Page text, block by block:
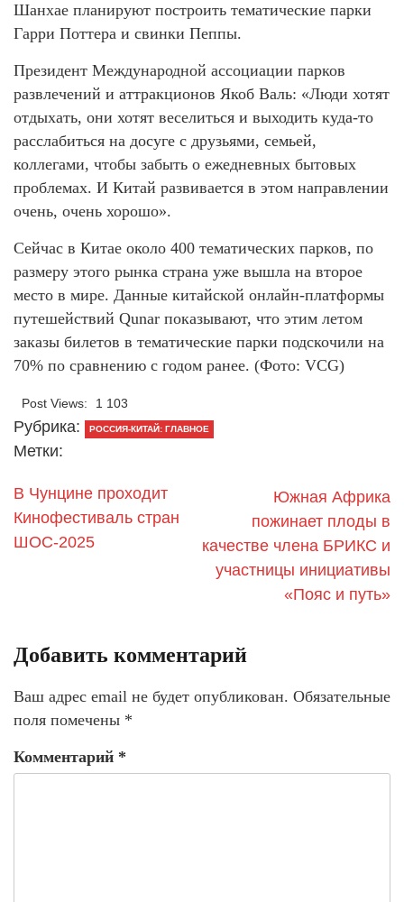
Шанхае планируют построить тематические парки
Гарри Поттера и свинки Пеппы.
Президент Международной ассоциации парков
развлечений и аттракционов Якоб Валь: «Люди хотят
отдыхать, они хотят веселиться и выходить куда-то
расслабиться на досуге с друзьями, семьей,
коллегами, чтобы забыть о ежедневных бытовых
проблемах. И Китай развивается в этом направлении
очень, очень хорошо».
Сейчас в Китае около 400 тематических парков, по
размеру этого рынка страна уже вышла на второе
место в мире. Данные китайской онлайн-платформы
путешействий Qunar показывают, что этим летом
заказы билетов в тематические парки подскочили на
70% по сравнению с годом ранее. (Фото: VCG)
Post Views: 1 103
Рубрика: РОССИЯ-КИТАЙ: ГЛАВНОЕ
Метки:
В Чунцине проходит
Кинофестиваль стран
ШОС-2025
Южная Африка
пожинает плоды в
качестве члена БРИКС и
участницы инициативы
«Пояс и путь»
Добавить комментарий
Ваш адрес email не будет опубликован. Обязательные
поля помечены *
Комментарий *